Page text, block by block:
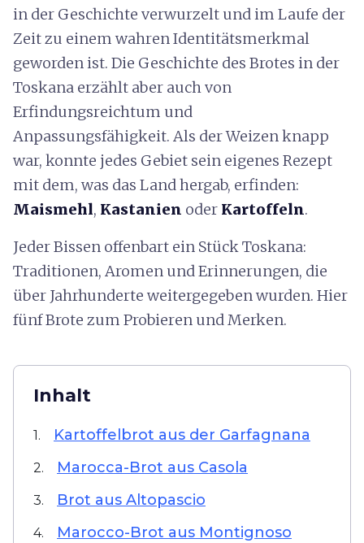
in der Geschichte verwurzelt und im Laufe der
Zeit zu einem wahren Identitätsmerkmal
geworden ist. Die Geschichte des Brotes in der
Toskana erzählt aber auch von
Erfindungsreichtum und
Anpassungsfähigkeit. Als der Weizen knapp
war, konnte jedes Gebiet sein eigenes Rezept
mit dem, was das Land hergab, erfinden:
Maismehl, Kastanien oder Kartoffeln.
Jeder Bissen offenbart ein Stück Toskana:
Traditionen, Aromen und Erinnerungen, die
über Jahrhunderte weitergegeben wurden. Hier
fünf Brote zum Probieren und Merken.
Inhalt
1. Kartoffelbrot aus der Garfagnana
2. Marocca-Brot aus Casola
3. Brot aus Altopascio
4. Marocco-Brot aus Montignoso